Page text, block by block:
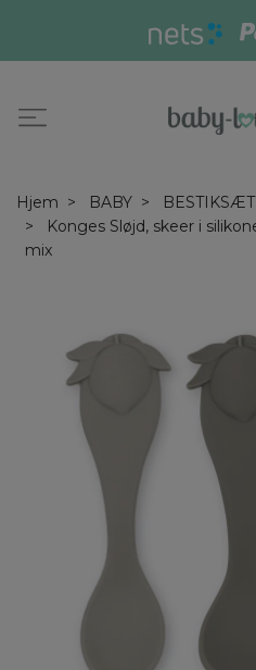
Hjem BABY
BESTIKSÆT
Konges Sløjd, skeer i
mix